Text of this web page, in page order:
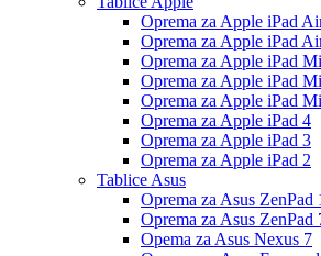
Oprema za Apple iPad
Oprema za Apple iPad
Oprema za Apple iPad
Oprema za Apple iPad
Oprema za Apple iPad
Oprema za Apple iPad 4
Oprema za Apple iPad 3
Oprema za Apple iPad 2
Tablice Asus
Oprema za Asus ZenPad
Oprema za Asus ZenPad
Opema za Asus Nexus 7